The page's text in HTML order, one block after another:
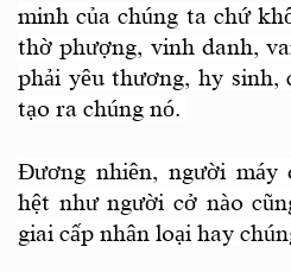
minh của chúng ta chứ
thờ phượng, vinh danh,
phải yêu thương, hy sinh,
tạo ra chúng nó.
Đương nhiên, người máy
hệt như người cở nào
giai cấp nhân loại hay